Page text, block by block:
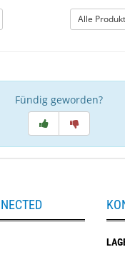
Alle
Fündig geworden?